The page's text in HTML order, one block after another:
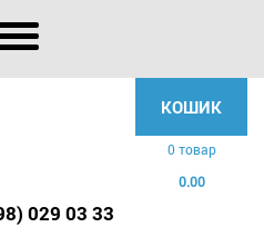
КОШИК
0 товар
0.00
029 03 33